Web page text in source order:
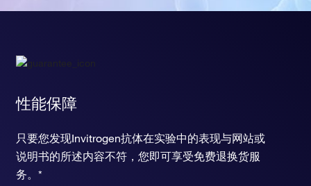
性能保障
只要您发现Invitrogen抗体在实验中的表现与网站或
说明书的所述内容不符，您即可享受免费退换货服
务。*